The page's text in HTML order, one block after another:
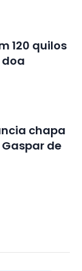
120 quilos
chapa
de